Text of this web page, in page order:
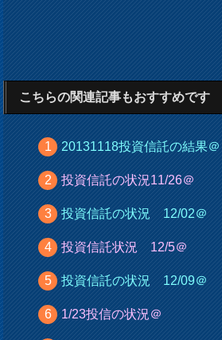
こちらの関連記事もおすすめです
20131118投資信託の結果＠
投資信託の状況11/26＠
投資信託の状況 12/02＠
投資信託状況 12/5＠
投資信託の状況 12/09＠
1/23投信の状況＠